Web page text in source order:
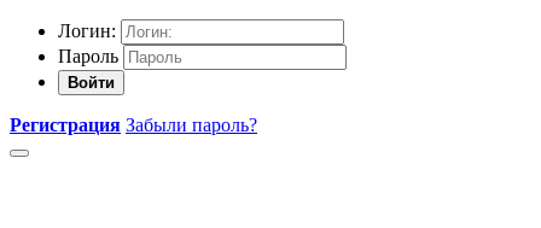
Логин:
Пароль
Войти
Регистрация Забыли пароль?